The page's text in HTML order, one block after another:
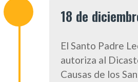
18 de
El Santo Padre
autoriza al
Causas de los